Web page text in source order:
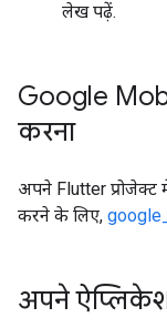
लेख पढ़ें.
Google
करना
अपने Flutter प्रोजेक्ट
करने के लिए,
अपने